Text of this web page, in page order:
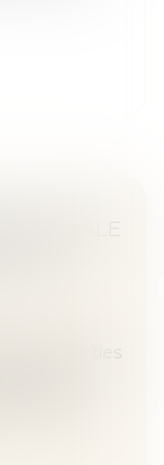
SOCIALE
les parties
cour